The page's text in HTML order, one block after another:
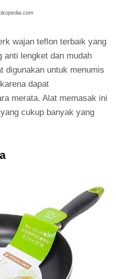
wajan teflon terbaik yang
anti lengket dan mudah
digunakan untuk menumis
dapat
merata. Alat memasak ini
cukup banyak yang